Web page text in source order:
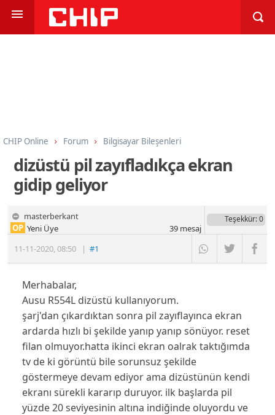
CHIP Online Forum
Bilgisayar Bileşenleri
İşlemci, Anakart, Bellek
dizüstü pil zayıfladıkça ekran
gidip geliyor
masterberkant
11-11-2020,08:50 |#1
OP Yeni Üye
Teşekkür: 0
39mesaj
Merhabalar,
Ausu R554L dizüstü kullanıyorum.
şarj'dan çıkardıktan sonra pil zayıflayınca ekran
ardarda hızlı bi şekilde yanıp yanıp sönüyor. reset
filan olmuyor.hatta ikinci ekran oalrak taktığımda
tv de ki görüntü bile sorunsuz şekilde
göstermeye devam ediyor ama dizüstünün kendi
ekranı sürekli kararıp duruyor. ilk başlarda pil
yüzde 20 seviyesinin altına indiğinde oluyordu ve